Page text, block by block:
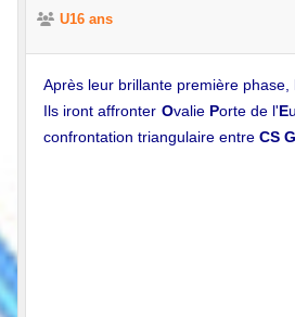
U16 ans
Après leur brillante première
Ils iront affronter Ovalie Porte de l'E
confrontation triangulaire entre CS G